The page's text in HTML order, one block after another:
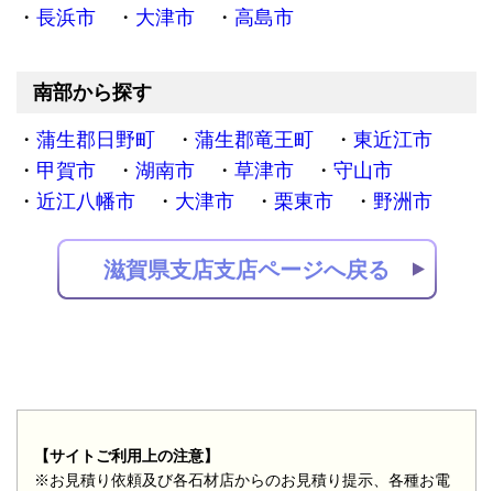
長浜市
大津市 高島市
南部から探す
蒲生郡日野町 蒲生郡竜王町
東近江市
甲賀市
湖南市 草津市
守山市
近江八幡市
大津市 栗東市 野洲市
滋賀県支店支店ページへ戻る
【サイトご利用上の注意】
※お見積り依頼及び各石材店からのお見積り提示、各種お電